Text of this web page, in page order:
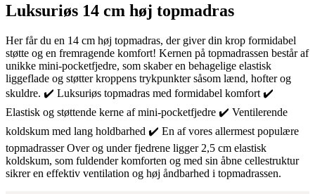
Luksuriøs 14 cm høj topmadras
Her får du en 14 cm høj topmadras, der giver din krop formidabel
støtte og en fremragende komfort! Kernen på topmadrassen består af
unikke mini-pocketfjedre, som skaber en behagelige elastisk
liggeflade og støtter kroppens trykpunkter såsom lænd, hofter og
skuldre. ✔️ Luksuriøs topmadras med formidabel komfort ✔️
Elastisk og støttende kerne af mini-pocketfjedre ✔️ Ventilerende
koldskum med lang holdbarhed ✔️ En af vores allermest populære
topmadrasser Over og under fjedrene ligger 2,5 cm elastisk
koldskum, som fuldender komforten og med sin åbne cellestruktur
sikrer en effektiv ventilation og høj åndbarhed i topmadrassen.